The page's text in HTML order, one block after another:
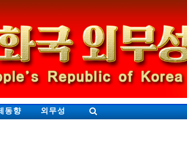
동향 외무성